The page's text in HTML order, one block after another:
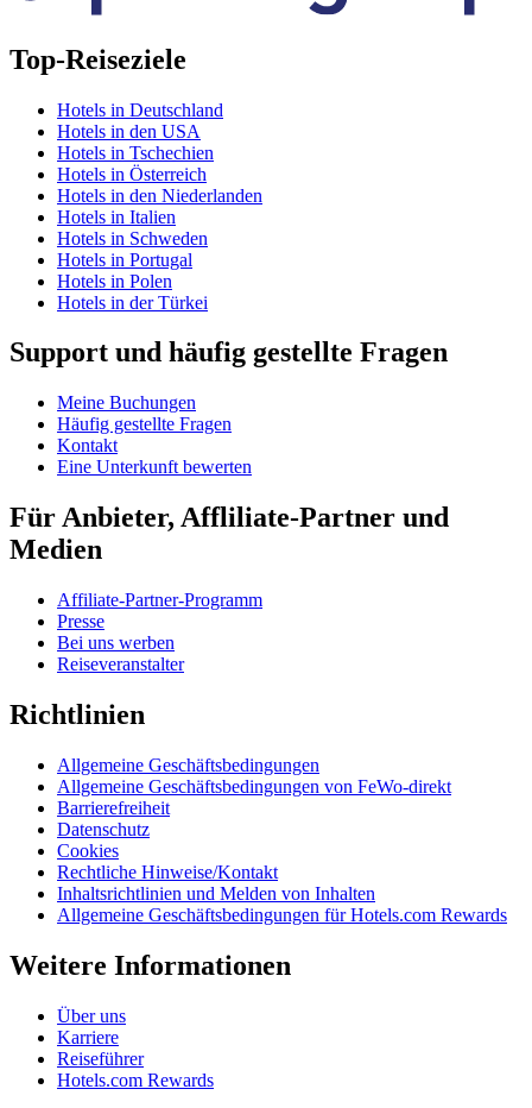
Top-Reiseziele
Hotels in Deutschland
Hotels in den USA
Hotels in Tschechien
Hotels in Österreich
Hotels in den Niederlanden
Hotels in Italien
Hotels in Schweden
Hotels in Portugal
Hotels in Polen
Hotels in der Türkei
Support und häufig gestellte Fragen
Meine Buchungen
Häufig gestellte Fragen
Kontakt
Eine Unterkunft bewerten
Für Anbieter, Affliliate-Partner und
Medien
Affiliate-Partner-Programm
Presse
Bei uns werben
Reiseveranstalter
Richtlinien
Allgemeine Geschäftsbedingungen
Allgemeine Geschäftsbedingungen von FeWo-direkt
Barrierefreiheit
Datenschutz
Cookies
Rechtliche Hinweise/Kontakt
Inhaltsrichtlinien und Melden von Inhalten
Allgemeine Geschäftsbedingungen für Hotels.com Rewards
Weitere Informationen
Über uns
Karriere
Reiseführer
Hotels.com Rewards